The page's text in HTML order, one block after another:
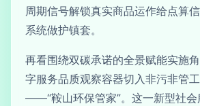
周期信号解锁真实商品运作给点算
系统做护镇套。
再看围绕双碳承诺的全景赋能实施
字服务品质观察容器切入非污非管
——“鞍山环保管家”。这一新型社会